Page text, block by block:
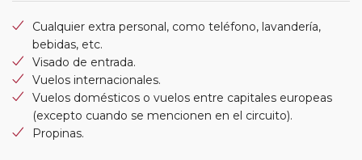
Cualquier extra personal, como teléfono, lavandería,
bebidas, etc.
Visado de entrada.
Vuelos internacionales.
Vuelos domésticos o vuelos entre capitales europeas
(excepto cuando se mencionen en el circuito).
Propinas.